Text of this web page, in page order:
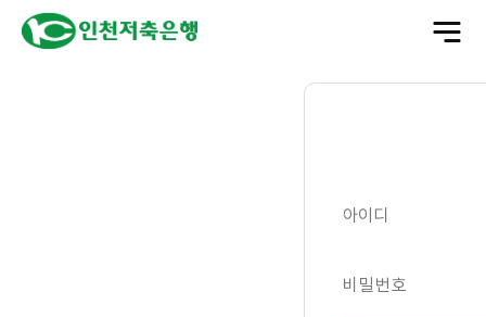
전
체
아이디
비밀번호